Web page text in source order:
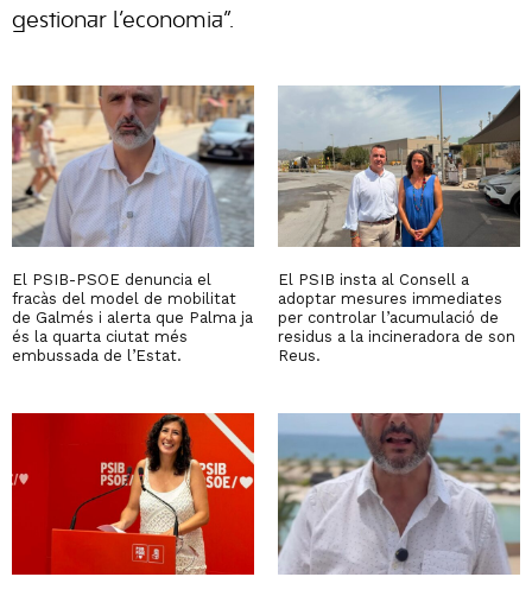
gestionar l’economia”.
El PSIB-PSOE denuncia el
fracàs del model de mobilitat
de Galmés i alerta que Palma ja
és la quarta ciutat més
embussada de l’Estat.
El PSIB insta al Consell a
adoptar mesures immediates
per controlar l’acumulació de
residus a la incineradora de son
Reus.